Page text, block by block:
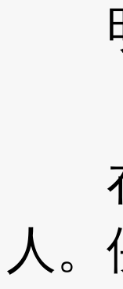
明
在
人